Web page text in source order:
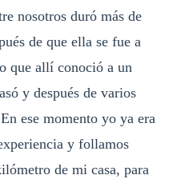
nosotros duró más de
de que ella se fue a
que allí conoció a un
y después de varios
ese momento yo ya era
y follamos
de mi casa, para